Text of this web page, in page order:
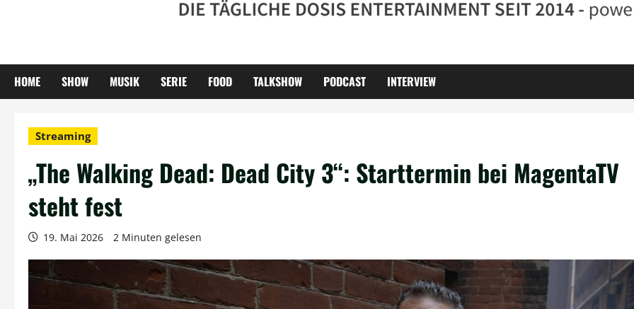
HOME SHOW MUSIK SERIE FOOD TALKSHOW PODCAST INTERVIEW
Streaming
„The Walking Dead: Dead City 3“: Starttermin bei MagentaTV
steht fest
19. Mai 2026 2 Minuten gelesen